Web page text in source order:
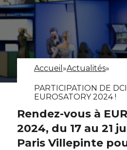
Accueil »Actualités»
PARTICIPATION DE
EUROSATORY 2024 !
Rendez-vous à
2024, du 17 au 21
Paris Villepinte